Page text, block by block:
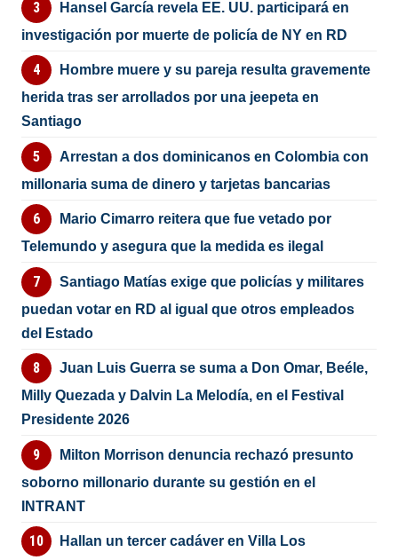
Hansel García revela EE. UU. participará en
investigación por muerte de policía de NY en RD
Hombre muere y su pareja resulta gravemente
herida tras ser arrollados por una jeepeta en
Santiago
Arrestan a dos dominicanos en Colombia con
millonaria suma de dinero y tarjetas bancarias
Mario Cimarro reitera que fue vetado por
Telemundo y asegura que la medida es ilegal
Santiago Matías exige que policías y militares
puedan votar en RD al igual que otros empleados
del Estado
Juan Luis Guerra se suma a Don Omar, Beéle,
Milly Quezada y Dalvin La Melodía, en el Festival
Presidente 2026
Milton Morrison denuncia rechazó presunto
soborno millonario durante su gestión en el
INTRANT
Hallan un tercer cadáver en Villa Los